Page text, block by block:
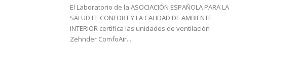
El Laboratorio de la ASOCIACIÓN ESPAÑOLA PARA LA
SALUD EL CONFORT Y LA CALIDAD DE AMBIENTE
INTERIOR certifica las unidades de ventilación
Zehnder ComfoAir...